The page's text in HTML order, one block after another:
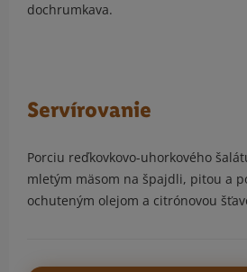
dochrumkava.
Servírovanie
Porciu reďkovkovo-uhorkového
mletým mäsom na špajdli, pitou a
ochuteným olejom a citrónovou